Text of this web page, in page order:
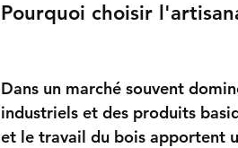
Pourquoi choisir
Dans un marché souvent
industriels et des produits
et le travail du bois apportent